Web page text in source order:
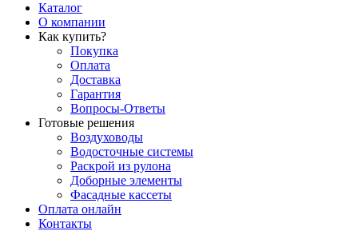
Каталог
О компании
Как купить?
Покупка
Оплата
Доставка
Гарантия
Вопросы-Ответы
Готовые решения
Воздуховоды
Водосточные системы
Раскрой из рулона
Доборные элементы
Фасадные кассеты
Оплата онлайн
Контакты